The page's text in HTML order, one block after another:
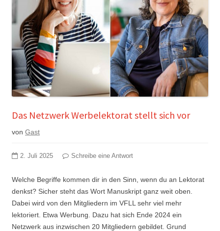
Das Netzwerk Werbelektorat stellt sich vor
von Gast
2. Juli 2025 Schreibe eine Antwort
Welche Begriffe kommen dir in den Sinn, wenn du an Lektorat
denkst? Sicher steht das Wort Manuskript ganz weit oben.
Dabei wird von den Mitgliedern im VFLL sehr viel mehr
lektoriert. Etwa Werbung. Dazu hat sich Ende 2024 ein
Netzwerk aus inzwischen 20 Mitgliedern gebildet. Grund